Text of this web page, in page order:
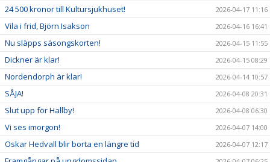
24 500 kronor till Kultursjukhuset! 2026-04-17 11:16
Vila i frid, Björn Isakson 2026-04-16 16:41
Nu släpps säsongskorten! 2026-04-15 11:55
Dickner är klar! 2026-04-15 08:29
Nordendorph är klar! 2026-04-14 10:57
SÅJA! 2026-04-08 20:31
Slut upp för Hallby! 2026-04-08 06:30
Vi ses imorgon! 2026-04-07 14:00
Oskar Hedvall blir borta en längre tid 2026-04-07 12:17